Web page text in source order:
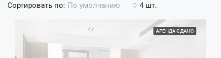
4 шт.
Сортировать по: По умолчанию
АРЕНДА СДАНО